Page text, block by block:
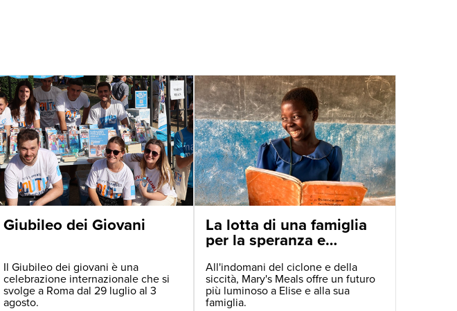
Giubileo dei Giovani
Il Giubileo dei giovani è una
celebrazione internazionale che si
svolge a Roma dal 29 luglio al 3
agosto.
La lotta di una famiglia
per la speranza e
l'istruzione in Malawi
All'indomani del ciclone e della
siccità, Mary's Meals offre un futuro
più luminoso a Elise e alla sua
famiglia.